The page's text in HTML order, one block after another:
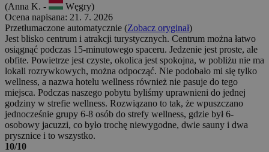
(Anna K. -
Węgry)
Ocena napisana: 21. 7. 2026
Przetłumaczone automatycznie (Zobacz oryginał)
Jest blisko centrum i atrakcji turystycznych. Centrum można łatwo
osiągnąć podczas 15-minutowego spaceru. Jedzenie jest proste, ale
obfite. Powietrze jest czyste, okolica jest spokojna, w pobliżu nie ma
lokali rozrywkowych, można odpocząć. Nie podobało mi się tylko
wellness, a nazwa hotelu wellness również nie pasuje do tego
miejsca. Podczas naszego pobytu byliśmy uprawnieni do jednej
godziny w strefie wellness. Rozwiązano to tak, że wpuszczano
jednocześnie grupy 6-8 osób do strefy wellness, gdzie był 6-
osobowy jacuzzi, co było trochę niewygodne, dwie sauny i dwa
prysznice i to wszystko.
10/10